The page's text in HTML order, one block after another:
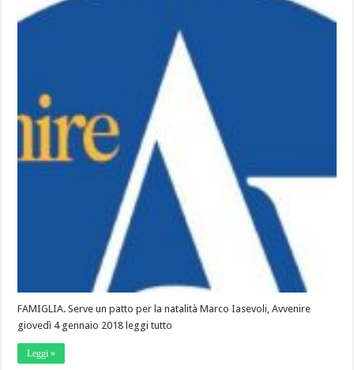
FAMIGLIA. Serve un patto per la natalità Marco Iasevoli, Avvenire
giovedì 4 gennaio 2018 leggi tutto
Leggi »